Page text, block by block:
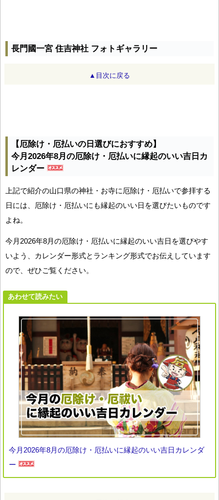
長門國一宮 住吉神社 フォトギャラリー
▲目次に戻る
【厄除け・厄払いの日選びにおすすめ】
今月2026年8月の厄除け・厄払いに縁起のいい吉日カ
レンダー
上記で紹介の山口県の神社・お寺に厄除け・厄払いで参拝する
日には、厄除け・厄払いにも縁起のいい日を選びたいものです
よね。
今月2026年8月の厄除け・厄払いに縁起のいい吉日を選びやす
いよう、カレンダー形式とランキング形式でお伝えしています
ので、ぜひご覧ください。
あわせて読みたい
今月2026年8月の厄除け・厄払いに縁起のいい吉日カレンダ
ー